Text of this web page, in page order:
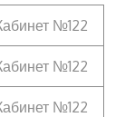
№122
№122
№122